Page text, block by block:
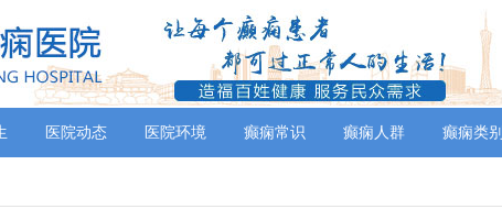
医院动态 医院环境 癫痫常识 癫痫人群 癫痫类别